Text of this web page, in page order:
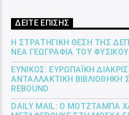
ΔΕΙΤΕ ΕΠΙΣΗΣ
Η ΣΤΡΑΤΗΓΙΚΉ ΘΈΣΗ ΤΗΣ
ΝΈΑ ΓΕΩΓΡΑΦΊΑ ΤΟΥ
ΕΎΝΙΚΟΣ: ΕΥΡΩΠΑΪΚΉ
ΑΝΤΑΛΛΑΚΤΙΚΉ ΒΙΒΛΙΟΘΉΚΗ
REBOUND
DAILY MAIL: Ο ΜΟΤΖΤΆΜΠΑ